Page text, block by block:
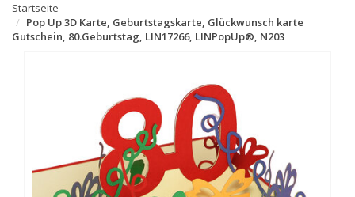
Startseite
Pop Up 3D Karte, Geburtstagskarte, Glückwunsch karte
Gutschein, 80.Geburtstag, LIN17266, LINPopUp®, N203